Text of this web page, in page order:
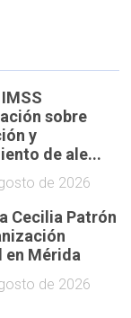
sobre
y
de ale...
de 2026
Cecilia Patrón
en Mérida
de 2026